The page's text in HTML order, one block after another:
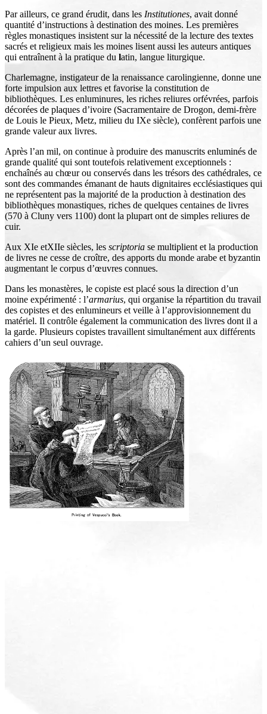
Par ailleurs, ce grand érudit, dans les Institutiones, avait donné
quantité d’instructions à destination des moines. Les premières
règles monastiques insistent sur la nécessité de la lecture des textes
sacrés et religieux mais les moines lisent aussi les auteurs antiques
qui entraînent à la pratique du latin, langue liturgique.
Charlemagne, instigateur de la renaissance carolingienne, donne une
forte impulsion aux lettres et favorise la constitution de
bibliothèques. Les enluminures, les riches reliures orfévrées, parfois
décorées de plaques d’ivoire (Sacramentaire de Drogon, demi-frère
de Louis le Pieux, Metz, milieu du IXe siècle), confèrent parfois une
grande valeur aux livres.
Après l’an mil, on continue à produire des manuscrits enluminés de
grande qualité qui sont toutefois relativement exceptionnels :
enchaînés au chœur ou conservés dans les trésors des cathédrales, ce
sont des commandes émanant de hauts dignitaires ecclésiastiques qui
ne représentent pas la majorité de la production à destination des
bibliothèques monastiques, riches de quelques centaines de livres
(570 à Cluny vers 1100) dont la plupart ont de simples reliures de
cuir.
Aux XIe etXIIe siècles, les scriptoria se multiplient et la production
de livres ne cesse de croître, des apports du monde arabe et byzantin
augmentant le corpus d’œuvres connues.
Dans les monastères, le copiste est placé sous la direction d’un
moine expérimenté : l’armarius, qui organise la répartition du travail
des copistes et des enlumineurs et veille à l’approvisionnement du
matériel. Il contrôle également la communication des livres dont il a
la garde. Plusieurs copistes travaillent simultanément aux différents
cahiers d’un seul ouvrage.